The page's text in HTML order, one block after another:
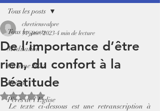
Tous les posts
Méditation
Carême 2024
Prière
Pères de l'Eglise
Tous les posts
De l’importance d’être
rien, du confort à la
Béatitude
chretiensvalpre
31 janv. 2023 4 min de lecture
Noté NaN étoiles sur 5.
Le texte ci-dessous est une retranscription à